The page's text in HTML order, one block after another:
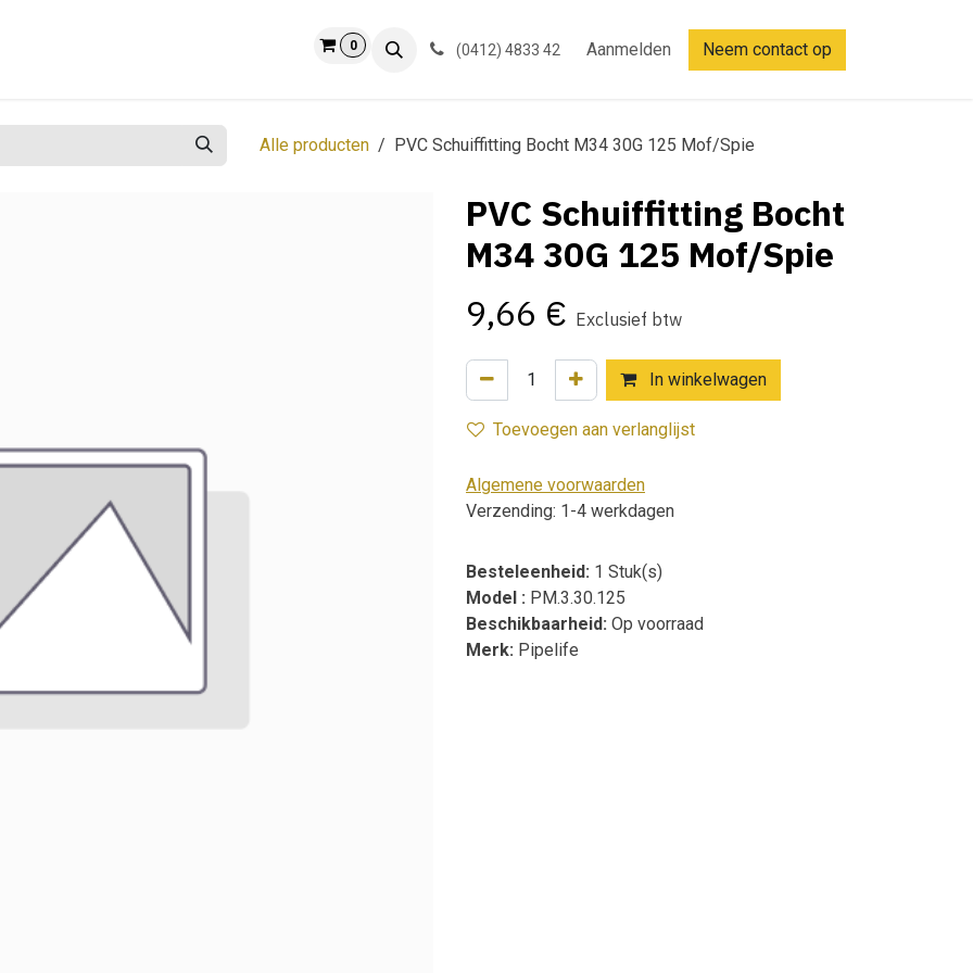
0 (0412) 4833 42 Aanmelden Neem contact op
Alle producten PVC Schuiffitting Bocht M34 30G 125 Mof/Spie
PVC Schuiffitting Bocht
M34 30G 125 Mof/Spie
9,66 € Exclusief btw
In winkelwagen
Toevoegen aan verlanglijst
Algemene voorwaarden
Verzending: 1-4 werkdagen
Besteleenheid: 1 Stuk(s)
Model : PM.3.30.125
Beschikbaarheid: Op voorraad
Merk: Pipelife